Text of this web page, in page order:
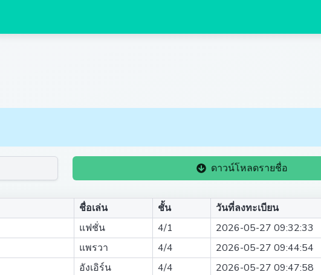
ดาวน์โหลดรายชื่อ
ชื่อเล่น ชั้น
วันที่ลงทะเบียน
แฟชั่น 4/1
2026-05-27 09:32:33
แพรวา 4/4
2026-05-27 09:44:54
อังเอิร์น 4/4
2026-05-27 09:47:58